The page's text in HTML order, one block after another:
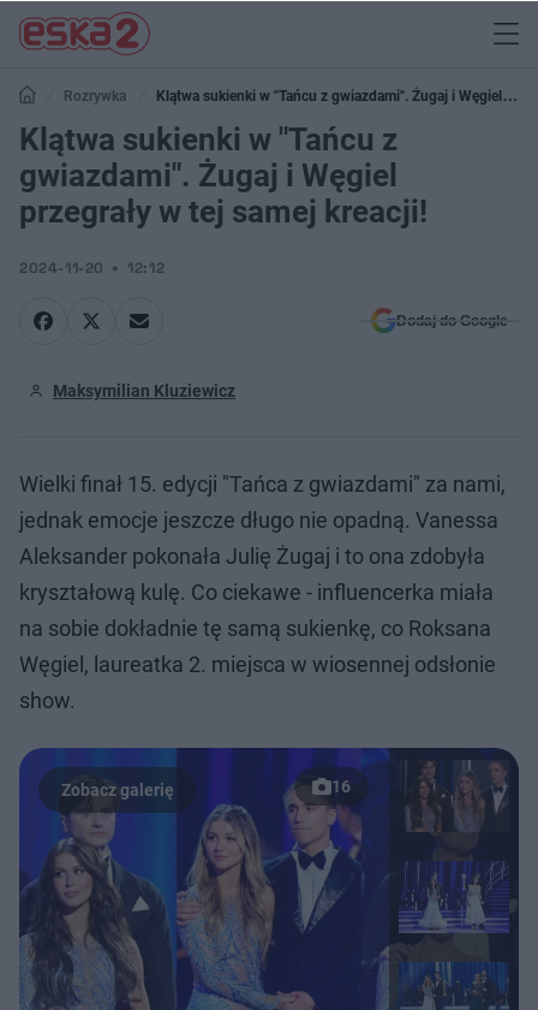
Rozrywka
Klątwa sukienki w "Tańcu z gwiazdami". Żugaj i Węgiel
przegrały w tej samej kreacji!
Klątwa sukienki w "Tańcu z
gwiazdami". Żugaj i Węgiel
przegrały w tej samej kreacji!
2024-11-20 12:12
Dodaj do Google
Maksymilian Kluziewicz
Wielki finał 15. edycji "Tańca z gwiazdami" za nami,
jednak emocje jeszcze długo nie opadną. Vanessa
Aleksander pokonała Julię Żugaj i to ona zdobyła
kryształową kulę. Co ciekawe - influencerka miała
na sobie dokładnie tę samą sukienkę, co Roksana
Węgiel, laureatka 2. miejsca w wiosennej odsłonie
show.
16